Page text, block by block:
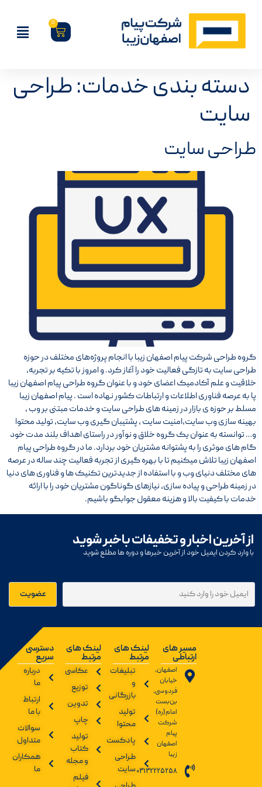
0
دسته بندی خدمات:طراحی
سایت
طراحی سایت
گروه طراحی شرکت پیام اصفهان زیبا با انجام پروژه‌های مختلف در حوزه
طراحی سایت به تازگی فعالیت خود را آغاز کرد. و امروز با تکیه بر تجربه،
خلاقیت و علم آکادمیک اعضای خود و با عنوان گروه طراحی پیام اصفهان زیبا
پا به عرصه فناوری اطلاعات و ارتباطات کشور نهاده است . پیام اصفهان زیبا
مسلط بر حوزه ی بازار در زمینه های طراحی سایت و خدمات مبتنی بر وب ،
بهینه سازی وب سایت،امنیت سایت ، پشتیبان گیری وب سایت، تولید محتوا
و… توانسته به عنوان یک گروه خلاق و نوآور در راستای اهداف بلند مدت خود
گام های موثری را به پشتوانه مشتریان خود بردارد. ما در گروه طراحی پیام
اصفهان زیبا تلاش میکنیم تا با بهره گیری از تجربه فعالیت چند ساله در عرصه
های مختلف دنیای وب و با استفاده از جدیدترین تکنیک ها و فناوری های دنیا
در زمینه طراحی و پیاده سازی، نیازهای گوناگون مشتریان خود را با ارائه
خدمات با کیفیت بالا و هزینه معقول جوابگو باشیم.
از آخرین اخبار و تخفیفات باخبر شوید
با وارد کردن ایمیل خود از آخرین خبرها و دوره ها مطلع شوید
مسیر های
ارتباطی
اصفهان،
خیابان
فردوسی،
بن‌بست
امام(ره)
شرکت
پیام
اصفهان
زیبا
03132225258
لینک های
مرتبط
تبلیغات
و
بازرگانی
تولید
محتوا
پادکست
طراحی
سایت
لینک های
مرتبط
عکاسی
توزیع
تدوین
چاپ
تولید
کتاب
و مجله
فیلم
دسترسی
سریع
درباره
ما
ارتباط
با ما
سوالات
متداول
همکاران
ما